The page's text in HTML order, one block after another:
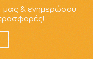
μας & ενημερώσου